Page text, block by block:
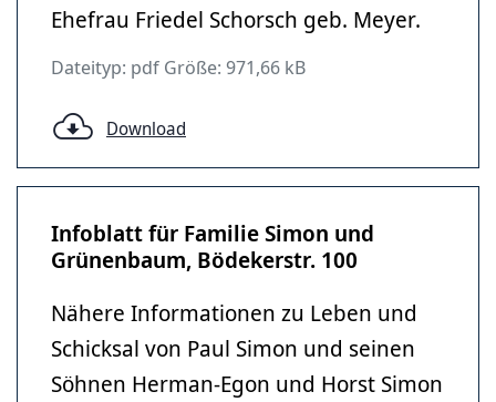
Ehefrau Friedel Schorsch geb. Meyer.
Dateityp: pdf Größe: 971,66 kB
Download
Infoblatt für Familie Simon und
Grünenbaum, Bödekerstr. 100
Nähere Informationen zu Leben und
Schicksal von Paul Simon und seinen
Söhnen Herman-Egon und Horst Simon